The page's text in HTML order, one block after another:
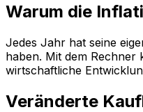
Warum die
Jedes Jahr hat seine
haben. Mit dem Rechner
wirtschaftliche
Veränderte